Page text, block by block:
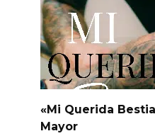
«Mi Querida
Mayor